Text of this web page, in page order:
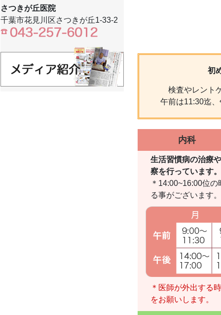
さつきが丘医院
千葉市花見川区さつきが丘1-33-2
初
検査やレント
午前は11:30迄
内科
生活習慣病の治療
察を行っています
＊14:00~16:00位
る事がございます。
＊医師が外出する
をお願いします。